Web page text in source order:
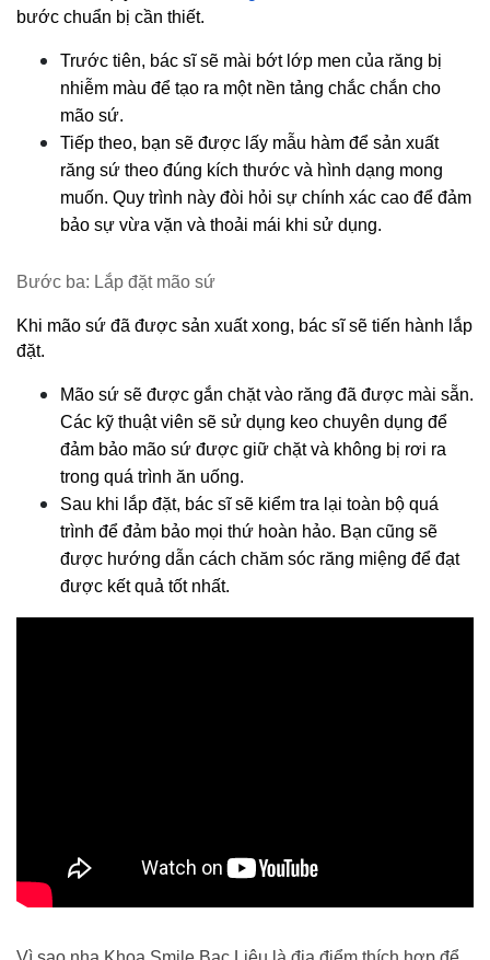
bước chuẩn bị cần thiết.
Trước tiên, bác sĩ sẽ mài bớt lớp men của răng bị
nhiễm màu để tạo ra một nền tảng chắc chắn cho
mão sứ.
Tiếp theo, bạn sẽ được lấy mẫu hàm để sản xuất
răng sứ theo đúng kích thước và hình dạng mong
muốn. Quy trình này đòi hỏi sự chính xác cao để đảm
bảo sự vừa vặn và thoải mái khi sử dụng.
Bước ba: Lắp đặt mão sứ
Khi mão sứ đã được sản xuất xong, bác sĩ sẽ tiến hành lắp
đặt.
Mão sứ sẽ được gắn chặt vào răng đã được mài sẵn.
Các kỹ thuật viên sẽ sử dụng keo chuyên dụng để
đảm bảo mão sứ được giữ chặt và không bị rơi ra
trong quá trình ăn uống.
Sau khi lắp đặt, bác sĩ sẽ kiểm tra lại toàn bộ quá
trình để đảm bảo mọi thứ hoàn hảo. Bạn cũng sẽ
được hướng dẫn cách chăm sóc răng miệng để đạt
được kết quả tốt nhất.